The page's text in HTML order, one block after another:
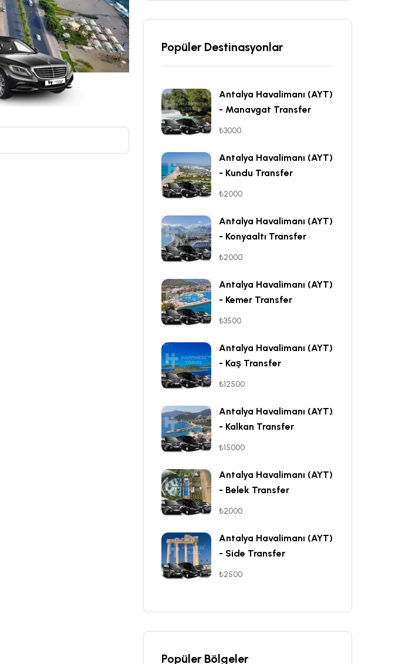
Popüler Destinasyonlar
Antalya Havalimanı (AYT)
- Manavgat Transfer
₺3000
Antalya Havalimanı (AYT)
- Kundu Transfer
₺2000
Antalya Havalimanı (AYT)
- Konyaaltı Transfer
₺2000
Antalya Havalimanı (AYT)
- Kemer Transfer
₺3500
Antalya Havalimanı (AYT)
- Kaş Transfer
₺12500
Antalya Havalimanı (AYT)
- Kalkan Transfer
₺15000
Antalya Havalimanı (AYT)
- Belek Transfer
₺2000
Antalya Havalimanı (AYT)
- Side Transfer
₺2500
Popüler Bölgeler